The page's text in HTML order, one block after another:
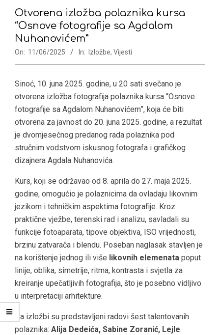
Otvorena izložba polaznika kursa
“Osnove fotografije sa Agdalom
Nuhanovićem”
On: 11/06/2025 In: Izložbe, Vijesti
Sinoć, 10. juna 2025. godine, u 20 sati svečano je
otvorena izložba fotografija polaznika kursa “Osnove
fotografije sa Agdalom Nuhanovićem”, koja će biti
otvorena za javnost do 20. juna 2025. godine, a rezultat
je dvomjesečnog predanog rada polaznika pod
stručnim vodstvom iskusnog fotografa i grafičkog
dizajnera Agdala Nuhanovića.
Kurs, koji se održavao od 8. aprila do 27. maja 2025.
godine, omogućio je polaznicima da ovladaju likovnim
jezikom i tehničkim aspektima fotografije. Kroz
praktične vježbe, terenski rad i analizu, savladali su
funkcije fotoaparata, tipove objektiva, ISO vrijednosti,
brzinu zatvarača i blendu. Poseban naglasak stavljen je
na korištenje jednog ili više likovnih elemenata poput
linije, oblika, simetrije, ritma, kontrasta i svjetla za
kreiranje upečatljivih fotografija, što je posebno vidljivo
u interpretaciji arhitekture.
Na izložbi su predstavljeni radovi šest talentovanih
polaznika: Alija Dedeića, Sabine Zoranić, Lejle